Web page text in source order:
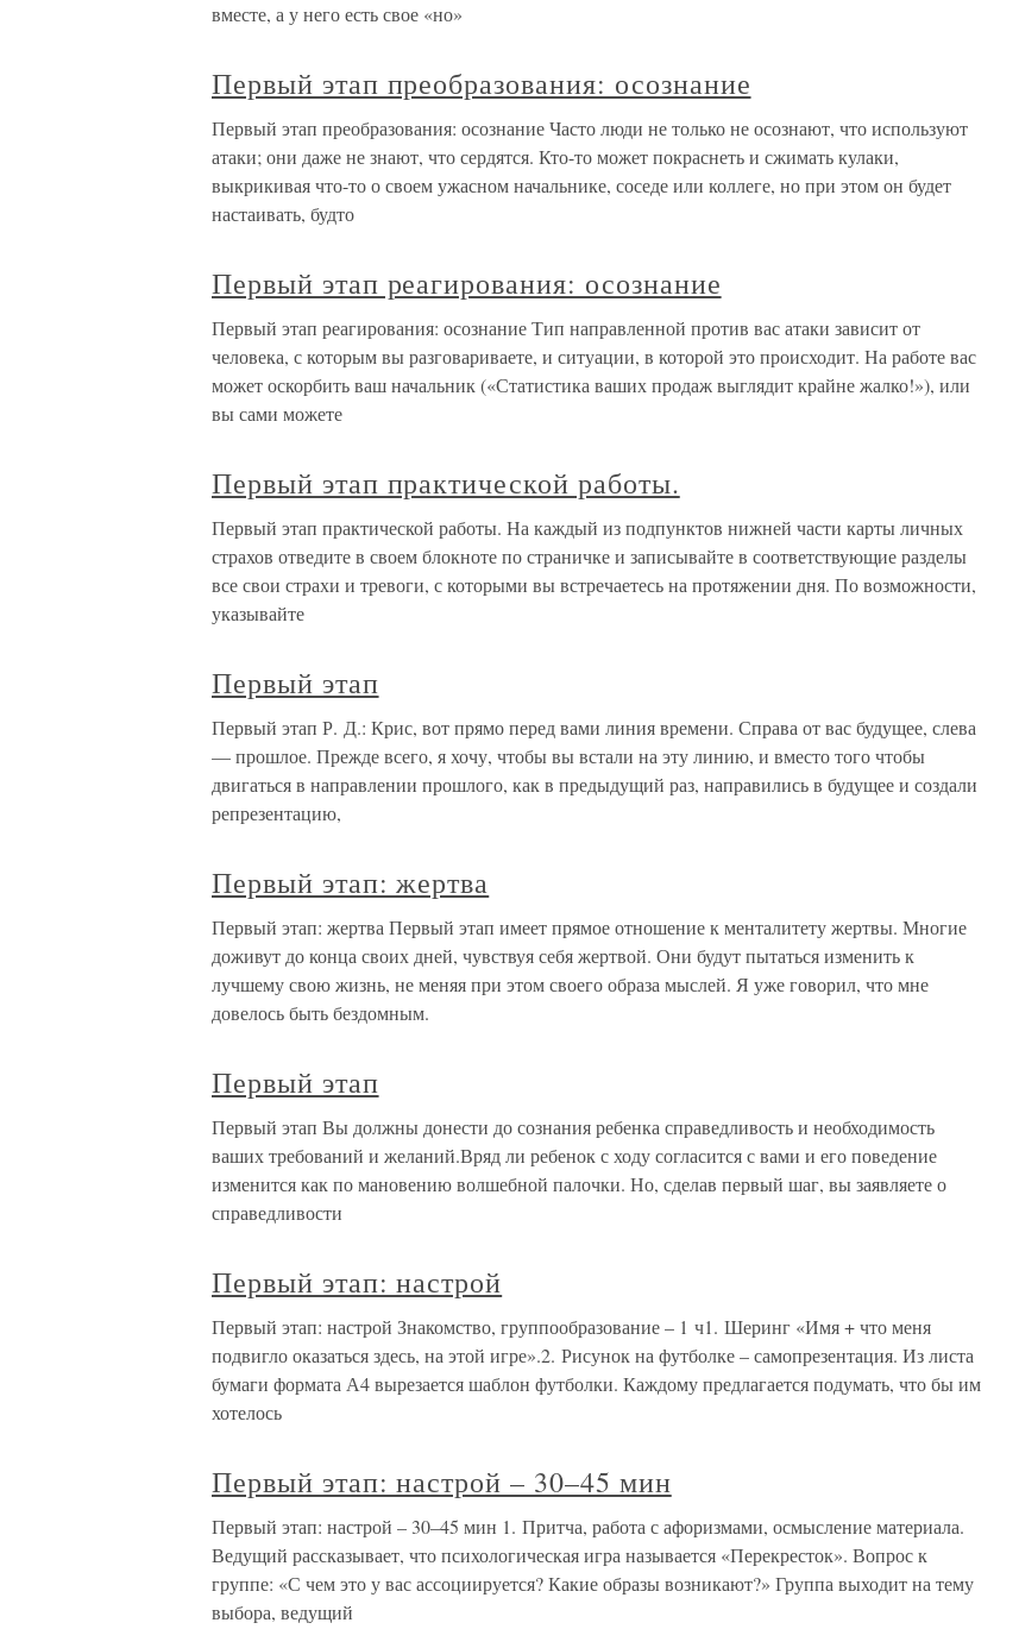
вместе, а у него есть свое «но»
Первый этап преобразования: осознание
Первый этап преобразования: осознание Часто люди не только не осознают, что используют
атаки; они даже не знают, что сердятся. Кто-то может покраснеть и сжимать кулаки,
выкрикивая что-то о своем ужасном начальнике, соседе или коллеге, но при этом он будет
настаивать, будто
Первый этап реагирования: осознание
Первый этап реагирования: осознание Тип направленной против вас атаки зависит от
человека, с которым вы разговариваете, и ситуации, в которой это происходит. На работе вас
может оскорбить ваш начальник («Статистика ваших продаж выглядит крайне жалко!»), или
вы сами можете
Первый этап практической работы.
Первый этап практической работы. На каждый из подпунктов нижней части карты личных
страхов отведите в своем блокноте по страничке и записывайте в соответствующие разделы
все свои страхи и тревоги, с которыми вы встречаетесь на протяжении дня. По возможности,
указывайте
Первый этап
Первый этап Р. Д.: Крис, вот прямо перед вами линия времени. Справа от вас будущее, слева
— прошлое. Прежде всего, я хочу, чтобы вы встали на эту линию, и вместо того чтобы
двигаться в направлении прошлого, как в предыдущий раз, направились в будущее и создали
репрезентацию,
Первый этап: жертва
Первый этап: жертва Первый этап имеет прямое отношение к менталитету жертвы. Многие
доживут до конца своих дней, чувствуя себя жертвой. Они будут пытаться изменить к
лучшему свою жизнь, не меняя при этом своего образа мыслей. Я уже говорил, что мне
довелось быть бездомным.
Первый этап
Первый этап Вы должны донести до сознания ребенка справедливость и необходимость
ваших требований и желаний.Вряд ли ребенок с ходу согласится с вами и его поведение
изменится как по мановению волшебной палочки. Но, сделав первый шаг, вы заявляете о
справедливости
Первый этап: настрой
Первый этап: настрой Знакомство, группообразование – 1 ч1. Шеринг «Имя + что меня
подвигло оказаться здесь, на этой игре».2. Рисунок на футболке – самопрезентация. Из листа
бумаги формата А4 вырезается шаблон футболки. Каждому предлагается подумать, что бы им
хотелось
Первый этап: настрой – 30–45 мин
Первый этап: настрой – 30–45 мин 1. Притча, работа с афоризмами, осмысление материала.
Ведущий рассказывает, что психологическая игра называется «Перекресток». Вопрос к
группе: «С чем это у вас ассоциируется? Какие образы возникают?» Группа выходит на тему
выбора, ведущий